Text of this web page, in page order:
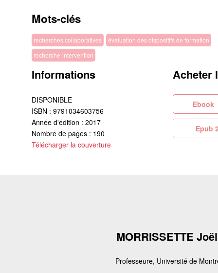
Mots-clés
recherches collaboratives
évaluation des dispositifs de formation
recherche-intervention
Informations
DISPONIBLE
ISBN : 9791034603756
Année d'édition : 2017
Nombre de pages : 190
Télécharger la couverture
Acheter
MORRISSETTE
Professeure, Université de